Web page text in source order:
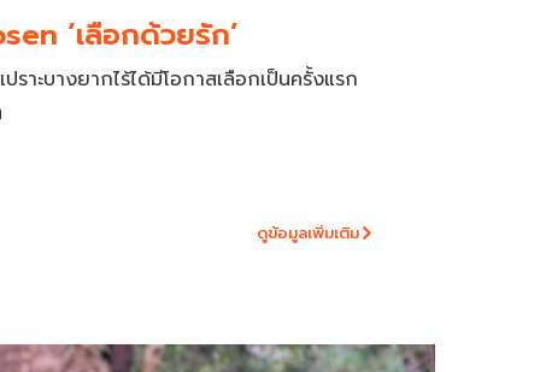
‘เลือกด้วยรัก’
ปราะบางยากไร้ได้มีโอกาสเลือกเป็นครั้งแรก
ดูข้อมูลเพิ่มเติม